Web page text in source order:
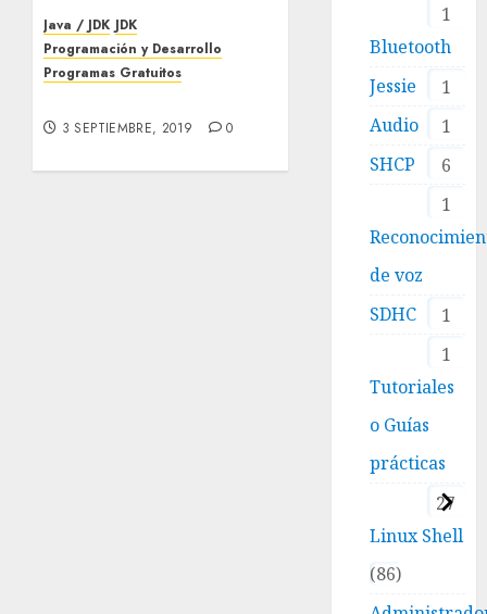
Java / JDK JDK
Programación y Desarrollo
Programas Gratuitos
3 SEPTIEMBRE, 2019 0
1
Bluetooth
1
Jessie
1
Audio
6
SHCP
1
de voz
1
SDHC
1
Tutoriales
o Guías
prácticas
27
Linux Shell
86